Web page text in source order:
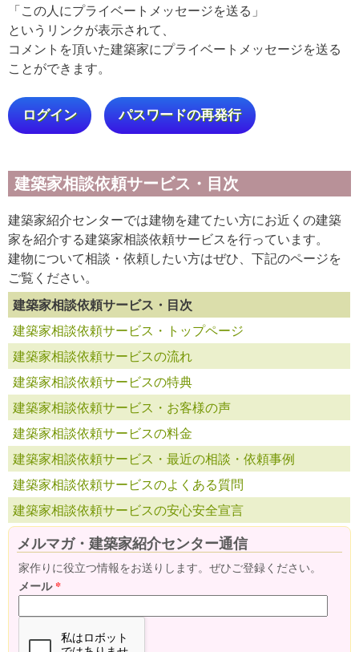
「この人にプライベートメッセージを送る」
というリンクが表示されて、
コメントを頂いた建築家にプライベートメッセージを送る
ことができます。
ログイン パスワードの再発行
建築家相談依頼サービス・目次
建築家紹介センターでは建物を建てたい方にお近くの建築
家を紹介する建築家相談依頼サービスを行っています。
建物について相談・依頼したい方はぜひ、下記のページを
ご覧ください。
建築家相談依頼サービス・目次
建築家相談依頼サービス・トップページ
建築家相談依頼サービスの流れ
建築家相談依頼サービスの特典
建築家相談依頼サービス・お客様の声
建築家相談依頼サービスの料金
建築家相談依頼サービス・最近の相談・依頼事例
建築家相談依頼サービスのよくある質問
建築家相談依頼サービスの安心安全宣言
メルマガ・建築家紹介センター通信
家作りに役立つ情報をお送りします。ぜひご登録ください。
メール*